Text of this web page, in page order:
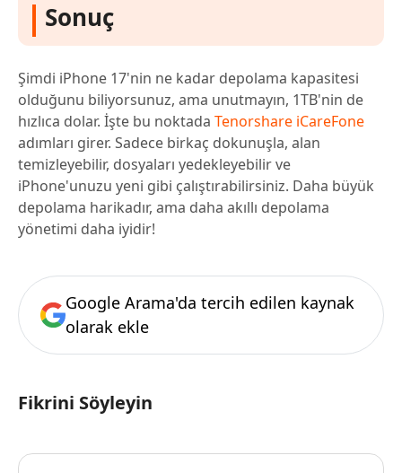
Sonuç
Şimdi iPhone 17'nin ne kadar depolama kapasitesi
olduğunu biliyorsunuz, ama unutmayın, 1TB'nin de
hızlıca dolar. İşte bu noktada Tenorshare iCareFone
adımları girer. Sadece birkaç dokunuşla, alan
temizleyebilir, dosyaları yedekleyebilir ve
iPhone'unuzu yeni gibi çalıştırabilirsiniz. Daha büyük
depolama harikadır, ama daha akıllı depolama
yönetimi daha iyidir!
Google Arama'da tercih edilen kaynak
olarak ekle
Fikrini Söyleyin